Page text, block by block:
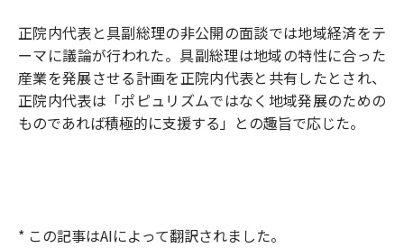
正院内代表と具副総理の非公開の面談では地域経済をテ
ーマに議論が行われた。具副総理は地域の特性に合った
産業を発展させる計画を正院内代表と共有したとされ、
正院内代表は「ポピュリズムではなく地域発展のための
ものであれば積極的に支援する」との趣旨で応じた。
* この記事はAIによって翻訳されました。